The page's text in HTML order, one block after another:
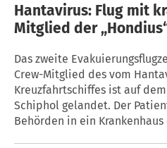
Hantavirus: Flug mit
Mitglied der
Das zweite
Crew-Mitglied des vom
Kreuzfahrtschiffes ist auf
Schiphol gelandet. Der
Behörden in ein